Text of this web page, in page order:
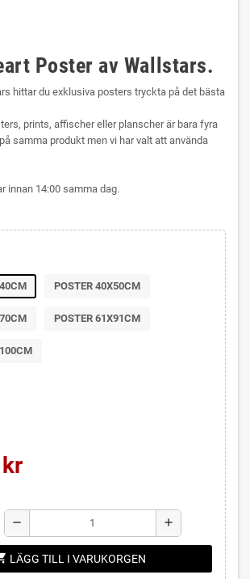
Poster av Wallstars.
hittar du exklusiva posters tryckta på det bästa
prints, affischer eller planscher är bara fyra
samma produkt men vi har valt att använda
innan 14:00 samma dag.
POSTER 40X50CM
POSTER 61X91CM
remove add
LÄGG TILL I VARUKORGEN